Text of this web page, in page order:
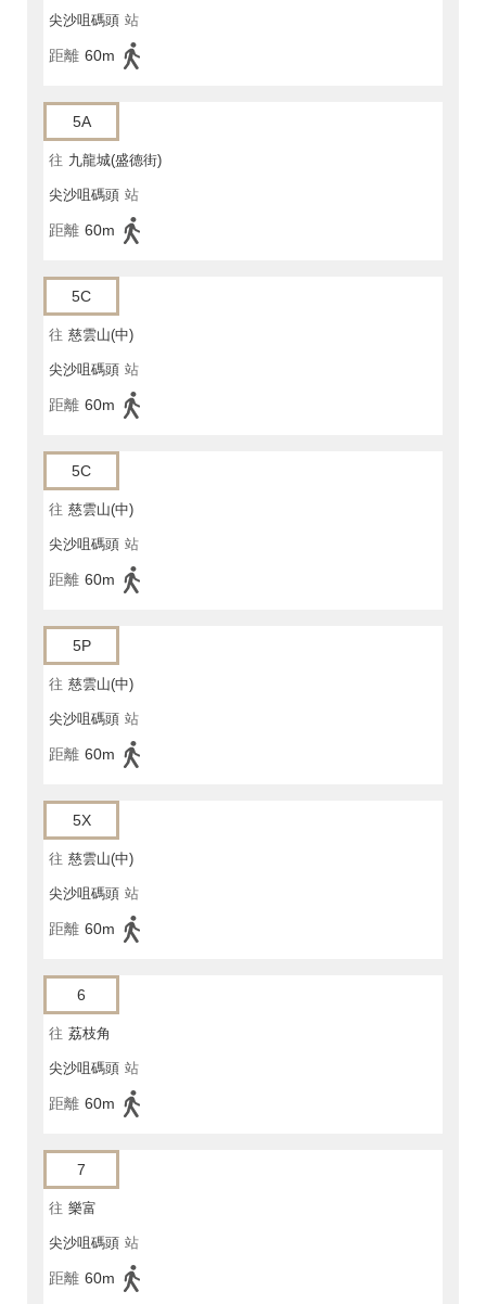
尖沙咀碼頭 站
距離 60m
5A
往 九龍城(盛德街)
尖沙咀碼頭 站
距離 60m
5C
往 慈雲山(中)
尖沙咀碼頭 站
距離 60m
5C
往 慈雲山(中)
尖沙咀碼頭 站
距離 60m
5P
往 慈雲山(中)
尖沙咀碼頭 站
距離 60m
5X
往 慈雲山(中)
尖沙咀碼頭 站
距離 60m
6
往 荔枝角
尖沙咀碼頭 站
距離 60m
7
往 樂富
尖沙咀碼頭 站
距離 60m